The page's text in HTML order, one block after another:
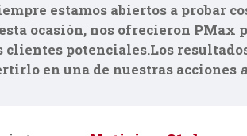
estamos abiertos a probar
ocasión, nos ofrecieron
clientes potenciales.Los
en una de nuestras acciones